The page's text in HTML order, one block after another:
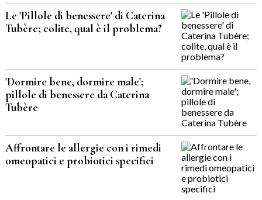
Le 'Pillole di benessere' di Caterina
Tubère; colite, qual è il problema?
'Dormire bene, dormire male';
pillole di benessere da Caterina
Tubère
Affrontare le allergie con i rimedi
omeopatici e probiotici specifici